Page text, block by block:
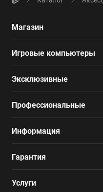
Магазин
Игровые компьютеры
Эксклюзивные
Профессиональные
Информация
Гарантия
Услуги